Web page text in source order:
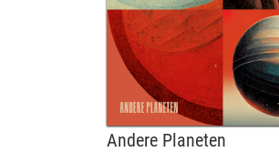
Andere Planeten